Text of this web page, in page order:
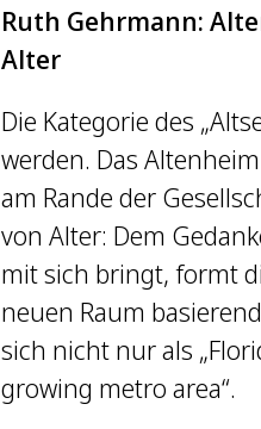
Ruth Gehrmann:
Alter
Die Kategorie des
werden. Das
am Rande der
von Alter: Dem
mit sich bringt, formt
neuen Raum
sich nicht nur als
growing metro area“.